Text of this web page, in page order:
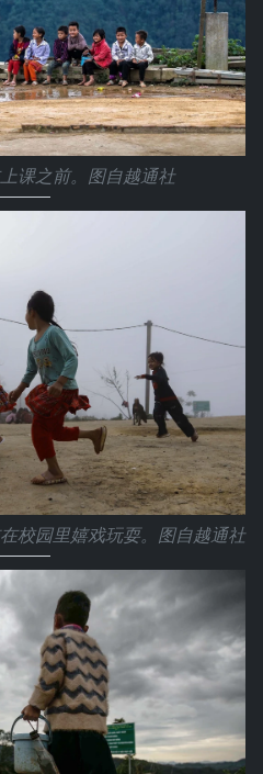
课之前。图自越通社
校园里嬉戏玩耍。图自越通社